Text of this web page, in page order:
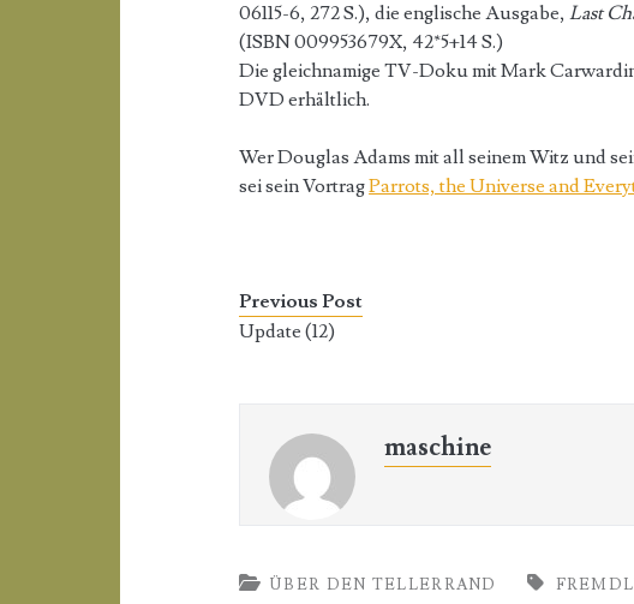
06115-6, 272 S.), die englische Ausgabe,Last
(ISBN 009953679X, 42*5+14 S.)
Die gleichnamige TV-Doku mit Mark
DVD erhältlich.
Wer Douglas Adams mit all seinem Witz und
sei sein VortragParrots, the Universe and
Previous Post
Update (12)
maschine
ÜBER DEN TELLERRAND